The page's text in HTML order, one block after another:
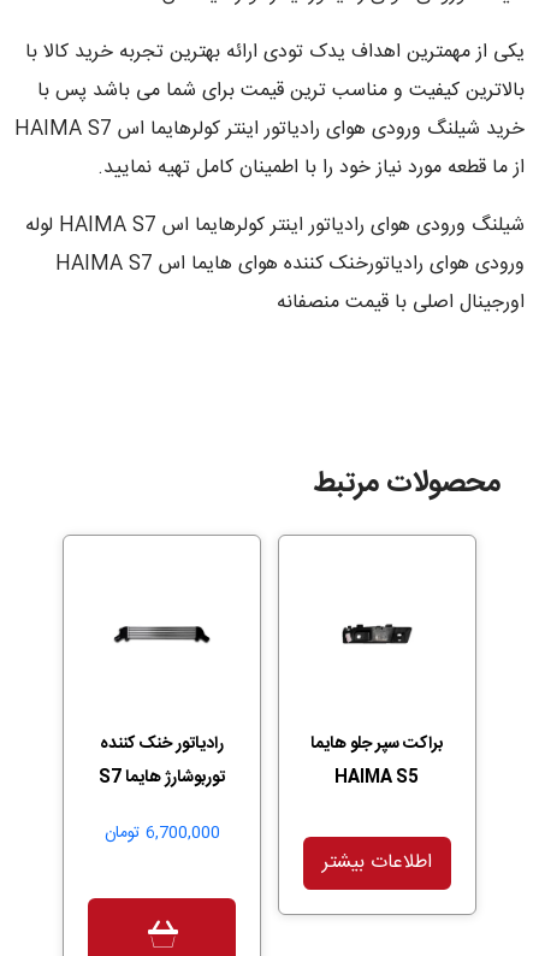
یکی از مهمترین اهداف یدک تودی ارائه بهترین تجربه خرید کالا با
بالاترین کیفیت و مناسب ترین قیمت برای شما می باشد پس با
خرید شیلنگ ورودی هوای رادیاتور اینتر کولرهایما اس HAIMA S7
از ما قطعه مورد نیاز خود را با اطمینان کامل تهیه نمایید.
شیلنگ ورودی هوای رادیاتور اینتر کولرهایما اس HAIMA S7 لوله
ورودی هوای رادیاتورخنک کننده هوای هایما اس HAIMA S7
اورجینال اصلی با قیمت منصفانه
محصولات مرتبط
براکت سپر جلو هایما
HAIMA S5
اطلاعات بیشتر
رادیاتور خنک کننده
توربوشارژ هایما S7
6,700,000 تومان